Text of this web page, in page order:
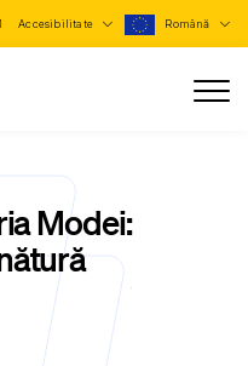
Accesibilitate Română
Modei: